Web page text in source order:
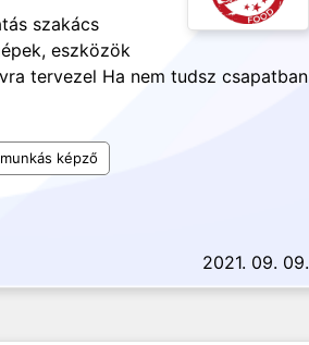
szakács
eszközök
tervezel Ha nem tudsz csapatban
képző
2021. 09. 09.